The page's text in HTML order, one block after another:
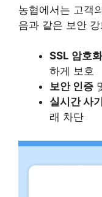
농협에서는 고객
음과 같은 보안
SSL 암호화
하게 보호
보안 인증
실시간 사
래 차단